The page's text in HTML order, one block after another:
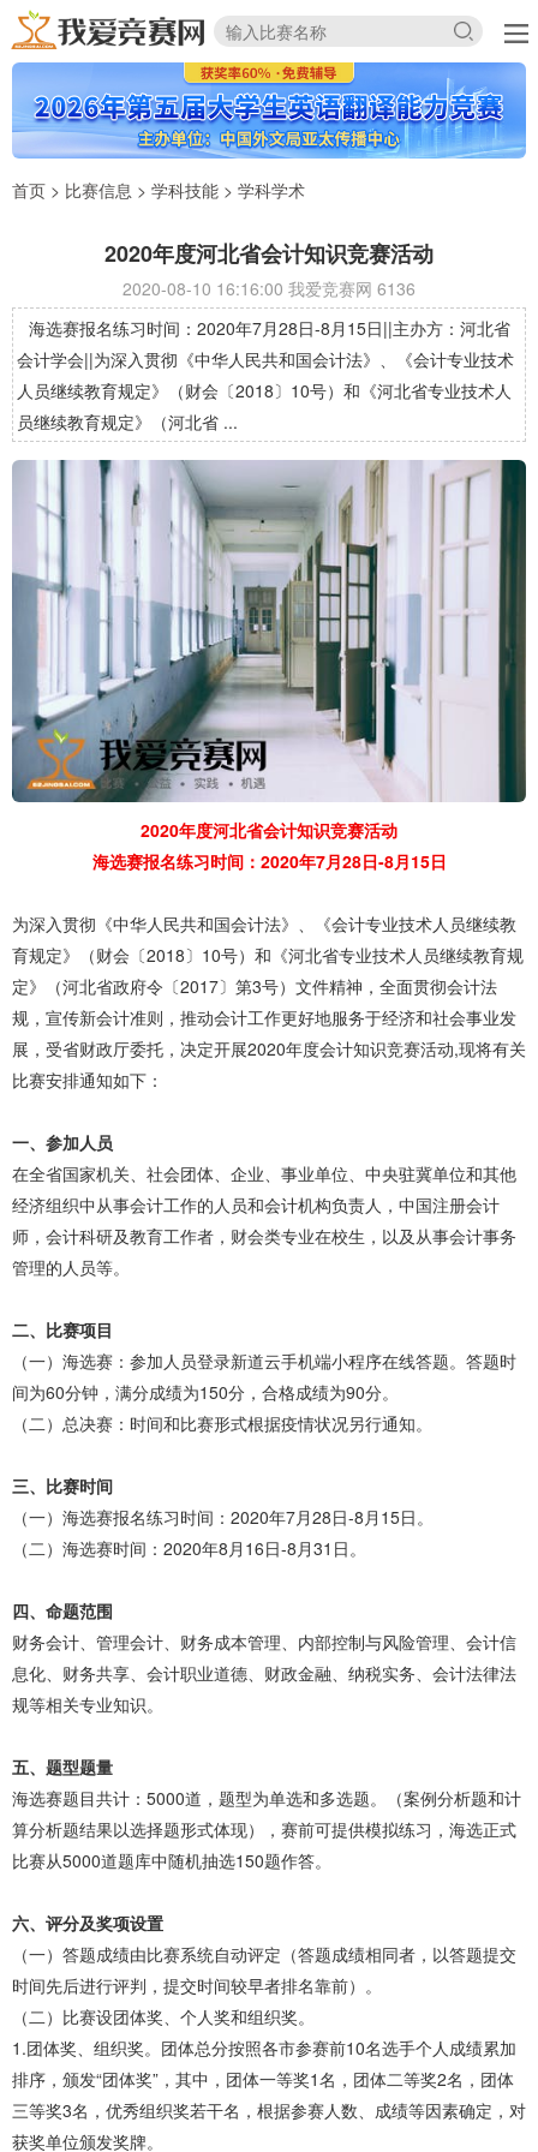
首页 > 比赛信息 > 学科技能 > 学科学术
2020年度河北省会计知识竞赛活动
2020-08-10 16:16:00 我爱竞赛网 6136
海选赛报名练习时间：2020年7月28日-8月15日||主办方：河北省
会计学会||为深入贯彻《中华人民共和国会计法》、《会计专业技术
人员继续教育规定》（财会〔2018〕10号）和《河北省专业技术人
员继续教育规定》（河北省 ...
2020年度河北省会计知识竞赛活动
海选赛报名练习时间：2020年7月28日-8月15日
为深入贯彻《中华人民共和国会计法》、《会计专业技术人员继续教
育规定》（财会〔2018〕10号）和《河北省专业技术人员继续教育规
定》（河北省政府令〔2017〕第3号）文件精神，全面贯彻会计法
规，宣传新会计准则，推动会计工作更好地服务于经济和社会事业发
展，受省财政厅委托，决定开展2020年度会计知识竞赛活动,现将有关
比赛安排通知如下：
一、参加人员
在全省国家机关、社会团体、企业、事业单位、中央驻冀单位和其他
经济组织中从事会计工作的人员和会计机构负责人，中国注册会计
师，会计科研及教育工作者，财会类专业在校生，以及从事会计事务
管理的人员等。
二、比赛项目
（一）海选赛：参加人员登录新道云手机端小程序在线答题。答题时
间为60分钟，满分成绩为150分，合格成绩为90分。
（二）总决赛：时间和比赛形式根据疫情状况另行通知。
三、比赛时间
（一）海选赛报名练习时间：2020年7月28日-8月15日。
（二）海选赛时间：2020年8月16日-8月31日。
四、命题范围
财务会计、管理会计、财务成本管理、内部控制与风险管理、会计信
息化、财务共享、会计职业道德、财政金融、纳税实务、会计法律法
规等相关专业知识。
五、题型题量
海选赛题目共计：5000道，题型为单选和多选题。（案例分析题和计
算分析题结果以选择题形式体现），赛前可提供模拟练习，海选正式
比赛从5000道题库中随机抽选150题作答。
六、评分及奖项设置
（一）答题成绩由比赛系统自动评定（答题成绩相同者，以答题提交
时间先后进行评判，提交时间较早者排名靠前）。
（二）比赛设团体奖、个人奖和组织奖。
1.团体奖、组织奖。团体总分按照各市参赛前10名选手个人成绩累加
排序，颁发“团体奖”，其中，团体一等奖1名，团体二等奖2名，团体
三等奖3名，优秀组织奖若干名，根据参赛人数、成绩等因素确定，对
获奖单位颁发奖牌。